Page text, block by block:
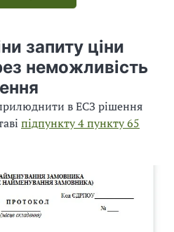
запиту ціни
неможливість
в ЕСЗ рішення
підпункту 4 пункту 65